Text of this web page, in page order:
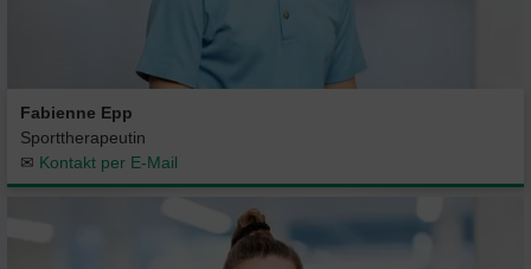
Fabienne Epp
Sporttherapeutin
✉ Kontakt per E-Mail